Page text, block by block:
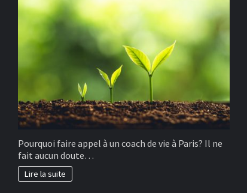
Pourquoi faire appel à un coach de vie à Paris? Il ne
fait aucun doute…
Lire la suite